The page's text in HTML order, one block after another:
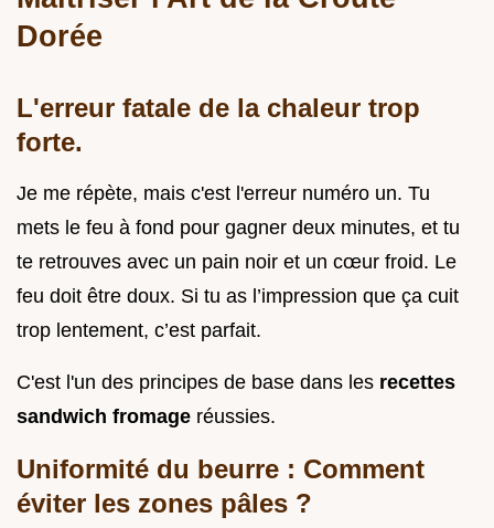
Dorée
L'erreur fatale de la chaleur trop
forte.
Je me répète, mais c'est l'erreur numéro un. Tu
mets le feu à fond pour gagner deux minutes, et tu
te retrouves avec un pain noir et un cœur froid. Le
feu doit être doux. Si tu as l’impression que ça cuit
trop lentement, c’est parfait.
C'est l'un des principes de base dans les recettes
sandwich fromage réussies.
Uniformité du beurre : Comment
éviter les zones pâles ?